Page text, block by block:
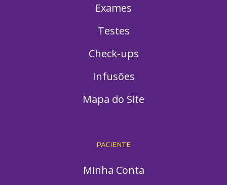
Exames
Testes
Check-ups
Infusões
Mapa do Site
PACIENTE
Minha Conta